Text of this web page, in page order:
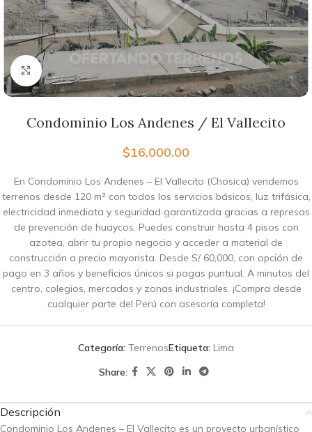
Haga clic para ampliar
Condominio Los Andenes / El Vallecito
$16,000.00
En Condominio Los Andenes – El Vallecito (Chosica) vendemos
terrenos desde 120 m² con todos los servicios básicos, luz trifásica,
electricidad inmediata y seguridad garantizada gracias a represas
de prevención de huaycos. Puedes construir hasta 4 pisos con
azotea, abrir tu propio negocio y acceder a material de
construcción a precio mayorista. Desde S/ 60,000, con opción de
pago en 3 años y beneficios únicos si pagas puntual. A minutos del
centro, colegios, mercados y zonas industriales. ¡Compra desde
cualquier parte del Perú con asesoría completa!
Categoría: TerrenosEtiqueta: Lima
Share:
Descripción
Condominio Los Andenes – El Vallecito es un proyecto urbanístico